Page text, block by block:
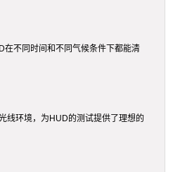
不同时间和不同气候条件下都能清
线环境，为HUD的测试提供了理想的